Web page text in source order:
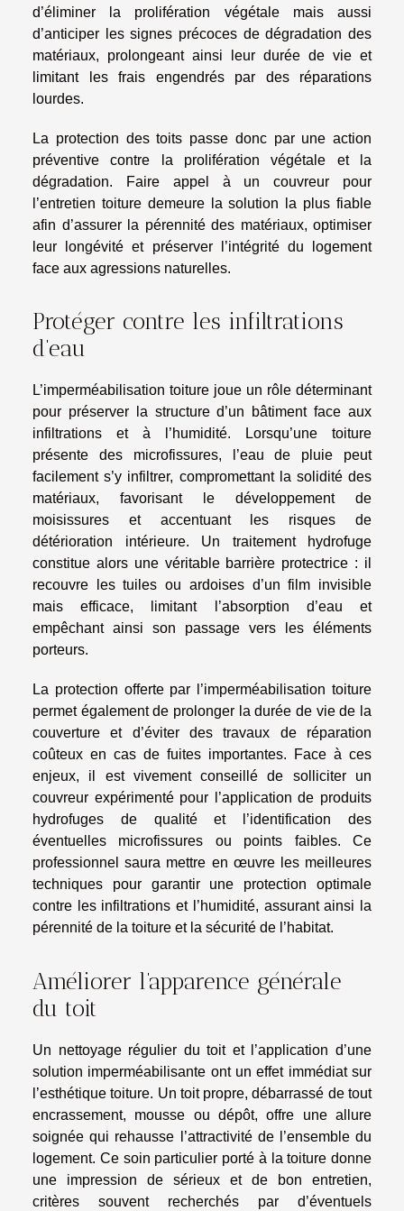
d’éliminer la prolifération végétale mais aussi
d’anticiper les signes précoces de dégradation des
matériaux, prolongeant ainsi leur durée de vie et
limitant les frais engendrés par des réparations
lourdes.
La protection des toits passe donc par une action
préventive contre la prolifération végétale et la
dégradation. Faire appel à un couvreur pour
l’entretien toiture demeure la solution la plus fiable
afin d’assurer la pérennité des matériaux, optimiser
leur longévité et préserver l’intégrité du logement
face aux agressions naturelles.
Protéger contre les infiltrations
d’eau
L’imperméabilisation toiture joue un rôle déterminant
pour préserver la structure d’un bâtiment face aux
infiltrations et à l’humidité. Lorsqu’une toiture
présente des microfissures, l’eau de pluie peut
facilement s’y infiltrer, compromettant la solidité des
matériaux, favorisant le développement de
moisissures et accentuant les risques de
détérioration intérieure. Un traitement hydrofuge
constitue alors une véritable barrière protectrice : il
recouvre les tuiles ou ardoises d’un film invisible
mais efficace, limitant l’absorption d’eau et
empêchant ainsi son passage vers les éléments
porteurs.
La protection offerte par l’imperméabilisation toiture
permet également de prolonger la durée de vie de la
couverture et d’éviter des travaux de réparation
coûteux en cas de fuites importantes. Face à ces
enjeux, il est vivement conseillé de solliciter un
couvreur expérimenté pour l’application de produits
hydrofuges de qualité et l’identification des
éventuelles microfissures ou points faibles. Ce
professionnel saura mettre en œuvre les meilleures
techniques pour garantir une protection optimale
contre les infiltrations et l’humidité, assurant ainsi la
pérennité de la toiture et la sécurité de l’habitat.
Améliorer l’apparence générale
du toit
Un nettoyage régulier du toit et l’application d’une
solution imperméabilisante ont un effet immédiat sur
l’esthétique toiture. Un toit propre, débarrassé de tout
encrassement, mousse ou dépôt, offre une allure
soignée qui rehausse l’attractivité de l’ensemble du
logement. Ce soin particulier porté à la toiture donne
une impression de sérieux et de bon entretien,
critères souvent recherchés par d’éventuels